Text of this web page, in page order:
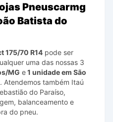
Pneuscarmg
Batista do
175/70 R14 pode ser
uma das nossas 3
MG e1 unidade em São
. Atendemos também Itaú
do Paraíso,
balanceamento e
do pneu.